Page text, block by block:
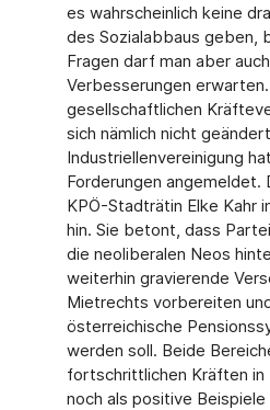
es wahrscheinlich keine
des Sozialabbaus geben,
Fragen darf man aber
Verbesserungen
gesellschaftlichen
sich nämlich nicht
Industriellenvereinigung
Forderungen angemeldet.
KPÖ-Stadträtin Elke Kahr
hin. Sie betont, dass
die neoliberalen Neos
weiterhin gravierende
Mietrechts vorbereiten
österreichische
werden soll. Beide
fortschrittlichen Kräften in
noch als positive